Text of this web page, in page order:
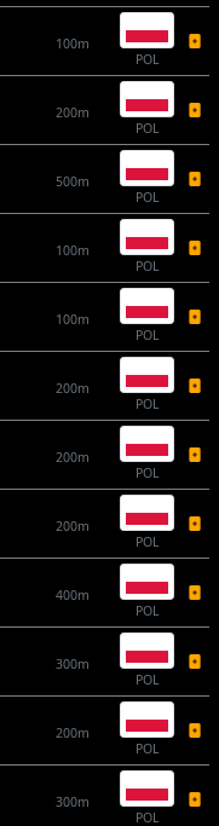
100m
POL
200m
POL
500m
POL
100m
POL
100m
POL
200m
POL
200m
POL
200m
POL
400m
POL
300m
POL
200m
POL
300m
POL